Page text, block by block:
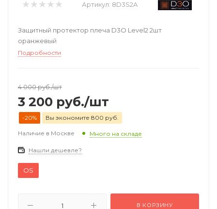
Артикул: 8D3S2A
Защитный протектор плеча D3O Level2 2шт
оранжевый
Подробности
4 000руб./шт
3 200 руб./шт
-20% Вы экономите 800 руб.
Наличие в Москве Много на складе
Нашли дешевле?
OS
В КОРЗИНУ